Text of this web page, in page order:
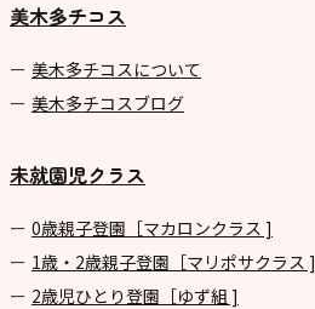
美木多チコス
美⽊多チコスについて
美⽊多チコスブログ
未就園児クラス
0歳親子登園［マカロンクラス ]
1歳・2歳親子登園［マリポサクラス ]
2歳児ひとり登園［ゆず組 ]